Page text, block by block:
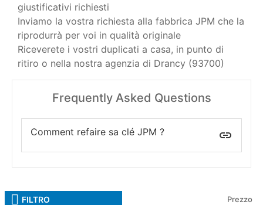
giustificativi richiesti
Inviamo la vostra richiesta alla fabbrica JPM che la
riprodurrà per voi in qualità originale
Riceverete i vostri duplicati a casa, in punto di
ritiro o nella nostra agenzia di Drancy (93700)
Frequently Asked Questions
Comment refaire sa clé JPM ? insert_link
FILTRO Prezzo